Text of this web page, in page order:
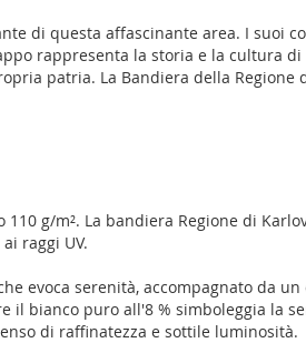
di questa affascinante area. I suoi
rappresenta la storia e la cultura di
patria. La Bandiera della Regione
g/m². La bandiera Regione di
raggi UV.
evoca serenità, accompagnato da un
il bianco puro all'8 % simboleggia la
di raffinatezza e sottile luminosità.